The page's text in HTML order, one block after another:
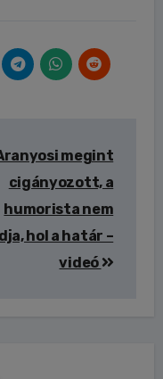
megint
cigányozott, a
humorista nem
hol a határ –
videó